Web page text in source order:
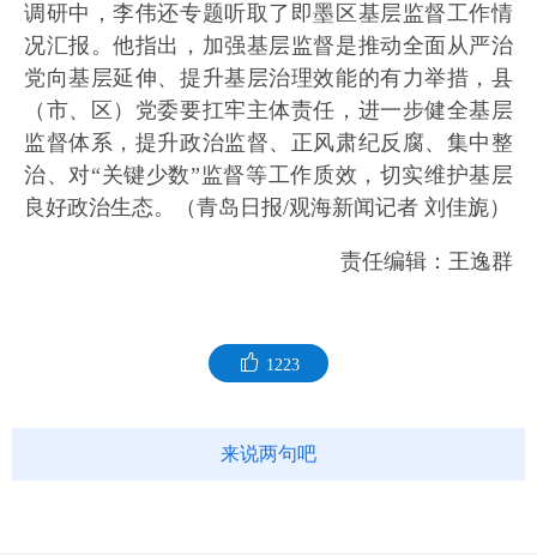
调研中，李伟还专题听取了即墨区基层监督工作情
况汇报。他指出，加强基层监督是推动全面从严治
党向基层延伸、提升基层治理效能的有力举措，县
（市、区）党委要扛牢主体责任，进一步健全基层
监督体系，提升政治监督、正风肃纪反腐、集中整
治、对“关键少数”监督等工作质效，切实维护基层
良好政治生态。（青岛日报/观海新闻记者 刘佳旎）
责任编辑：王逸群
1223
来说两句吧